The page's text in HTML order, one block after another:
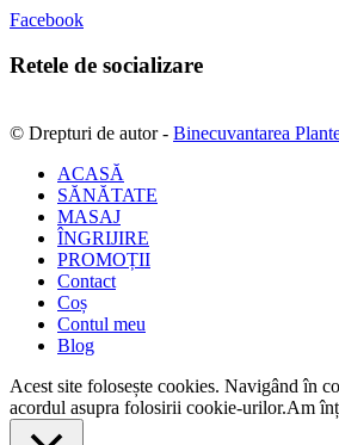
Facebook
Retele de socializare
© Drepturi de autor - Binecuvantarea
ACASĂ
SĂNĂTATE
MASAJ
ÎNGRIJIRE
PROMOȚII
Contact
Coș
Contul meu
Blog
Acest site folosește cookies. Navigând în
acordul asupra folosirii cookie-urilor.Am